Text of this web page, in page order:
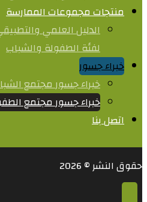
منتجات مجموعات الممارسة
الدليل العلمي
لفئة الطفولة والشباب
خبراء جسور
خبراء جسور مجتمع
خبراء جسور مجتمع
اتصل بنا
حقوق النشر © 2026